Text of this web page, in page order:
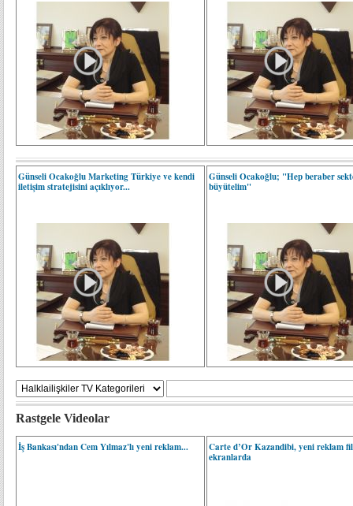
Günseli Ocakoğlu Marketing Türkiye ve kendi
iletişim stratejisini açıklıyor...
Günseli Ocakoğlu; "Hep beraber
büyütelim"
Rastgele Videolar
İş Bankası'ndan Cem Yılmaz'lı yeni reklam...
Carte d’Or Kazandibi, yeni reklam
ekranlarda